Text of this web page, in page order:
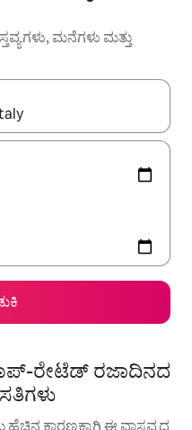
ಮನೆಗಳು ಮತ್ತು
ಡೌನ್ ಬಾಣದ ಕೀಲಿಗಳೊಂದಿಗೆ
ರೇಟೆಡ್ ರಜಾದಿನದ
ಹೆಚ್ಚಿನ ಕಾರಣಕ್ಕಾಗಿ ಈ ವಾಸ್ತವ್ಯದ